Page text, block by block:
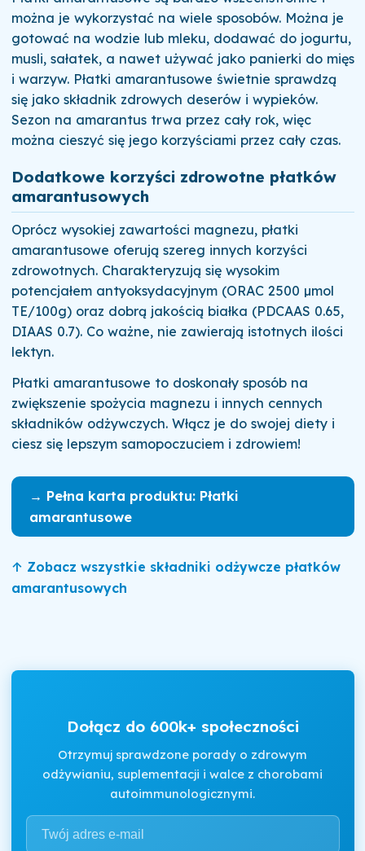
można je wykorzystać na wiele sposobów. Można je
gotować na wodzie lub mleku, dodawać do jogurtu,
musli, sałatek, a nawet używać jako panierki do mięs
i warzyw. Płatki amarantusowe świetnie sprawdzą
się jako składnik zdrowych deserów i wypieków.
Sezon na amarantus trwa przez cały rok, więc
można cieszyć się jego korzyściami przez cały czas.
Dodatkowe korzyści zdrowotne płatków
amarantusowych
Oprócz wysokiej zawartości magnezu, płatki
amarantusowe oferują szereg innych korzyści
zdrowotnych. Charakteryzują się wysokim
potencjałem antyoksydacyjnym (ORAC 2500 µmol
TE/100g) oraz dobrą jakością białka (PDCAAS 0.65,
DIAAS 0.7). Co ważne, nie zawierają istotnych ilości
lektyn.
Płatki amarantusowe to doskonały sposób na
zwiększenie spożycia magnezu i innych cennych
składników odżywczych. Włącz je do swojej diety i
ciesz się lepszym samopoczuciem i zdrowiem!
→ Pełna karta produktu: Płatki
amarantusowe
↑ Zobacz wszystkie składniki odżywcze płatków
amarantusowych
Dołącz do 600k+ społeczności
Otrzymuj sprawdzone porady o zdrowym
odżywianiu, suplementacji i walce z chorobami
autoimmunologicznymi.